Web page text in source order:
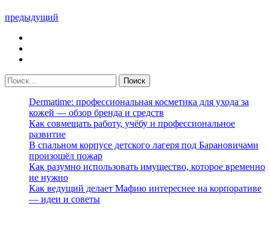
предыдущий
Dermatime: профессиональная косметика для ухода за
кожей — обзор бренда и средств
Как совмещать работу, учёбу и профессиональное
развитие
В спальном корпусе детского лагеря под Барановичами
произошёл пожар
Как разумно использовать имущество, которое временно
не нужно
Как ведущий делает Мафию интереснее на корпоративе
— идеи и советы